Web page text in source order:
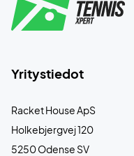
Yritystiedot
Racket House ApS
Holkebjergvej 120
5250 Odense SV